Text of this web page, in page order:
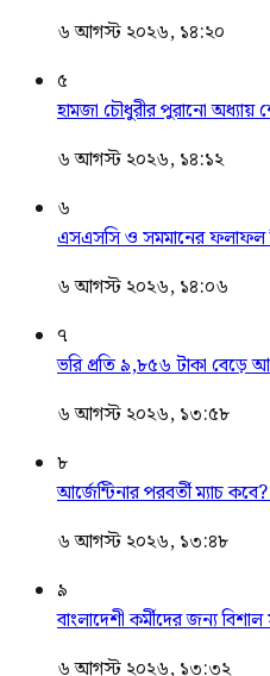
৬ আগস্ট ২০২৬, ১৪:২০
৫
হামজা চৌধুরীর পুরানো
৬ আগস্ট ২০২৬, ১৪:১২
৬
এসএসসি ও সমমানের ফলাফল
৬ আগস্ট ২০২৬, ১৪:০৬
৭
ভরি প্রতি ৯,৮৫৬ টাকা বেড়ে
৬ আগস্ট ২০২৬, ১৩:৫৮
৮
আর্জেন্টিনার পরবর্তী ম্যাচ
৬ আগস্ট ২০২৬, ১৩:৪৮
৯
বাংলাদেশী কর্মীদের জন্য
৬ আগস্ট ২০২৬, ১৩:৩২